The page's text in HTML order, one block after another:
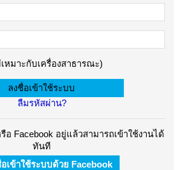
หมาะกับเครื่องสาธารณะ)
ลืมรหัสผ่าน?
Facebook อยู่แล้วสามารถเข้าใช้งานได้
ทันที
เข้าใช้ระบบด้วย Facebook